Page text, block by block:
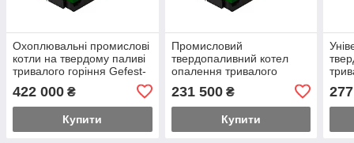
Охоплювальні промислові
котли на твердому паливі
тривалого горіння Gefest-
422 000 ₴
Купити
Промисловий
твердопаливний котел
опалення тривалого
горіння Gefest-Profi U 700
(Гефест Профі У)
231 500₴
Купити